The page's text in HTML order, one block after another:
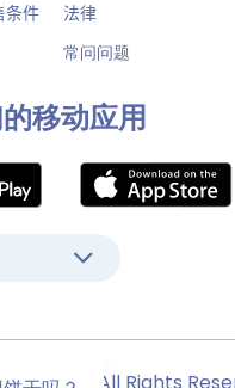
条件
法律
常问问题
移动应用